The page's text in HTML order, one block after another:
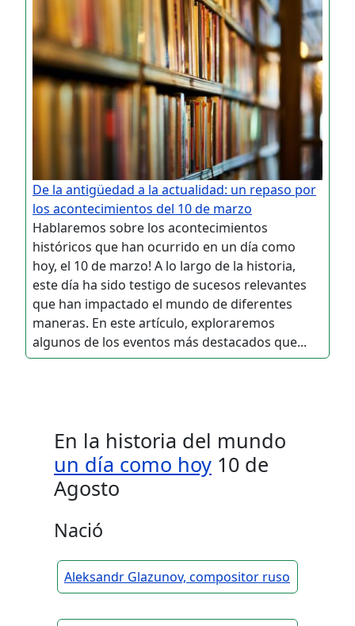
De la antigüedad a la actualidad: un repaso por
los acontecimientos del 10 de marzo
Hablaremos sobre los acontecimientos
históricos que han ocurrido en un día como
hoy, el 10 de marzo! A lo largo de la historia,
este día ha sido testigo de sucesos relevantes
que han impactado el mundo de diferentes
maneras. En este artículo, exploraremos
algunos de los eventos más destacados que...
En la historia del mundo
un día como hoy 10 de
Agosto
Nació
Aleksandr Glazunov, compositor ruso